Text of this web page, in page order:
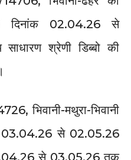
में दिनांक 02.04.26 से
श्रेणी डिब्बो की
भिवानी-मथुरा-भिवानी
03.04.26 से 02.05.26
से 03.05.26 तक